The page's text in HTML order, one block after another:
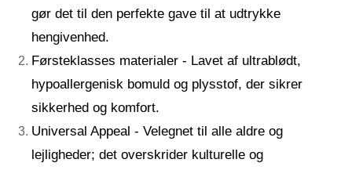
gør det til den perfekte gave til at udtrykke
hengivenhed.
Førsteklasses materialer - Lavet af ultrablødt,
hypoallergenisk bomuld og plysstof, der sikrer
sikkerhed og komfort.
Universal Appeal - Velegnet til alle aldre og
lejligheder; det overskrider kulturelle og